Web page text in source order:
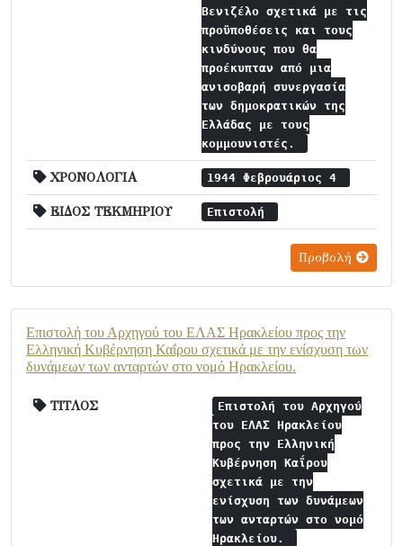
Βενιζέλο σχετικά με τις
προϋποθέσεις και τους
κινδύνους που θα
προέκυπταν από μια
ανισοβαρή συνεργασία
των δημοκρατικών της
Ελλάδας με τους
κομμουνιστές.
ΧΡΟΝΟΛΟΓΙΑ 1944 Φεβρουάριος 4
ΕΙΔΟΣ ΤΕΚΜΗΡΙΟΥ Επιστολή
Προβολή
Επιστολή του Αρχηγού του ΕΛΑΣ Ηρακλείου προς την
Ελληνική Κυβέρνηση Καΐρου σχετικά με την ενίσχυση των
δυνάμεων των ανταρτών στο νομό Ηρακλείου.
ΤΙΤΛΟΣ
Επιστολή του Αρχηγού
του ΕΛΑΣ Ηρακλείου
προς την Ελληνική
Κυβέρνηση Καΐρου
σχετικά με την
ενίσχυση των δυνάμεων
των ανταρτών στο νομό
Ηρακλείου.